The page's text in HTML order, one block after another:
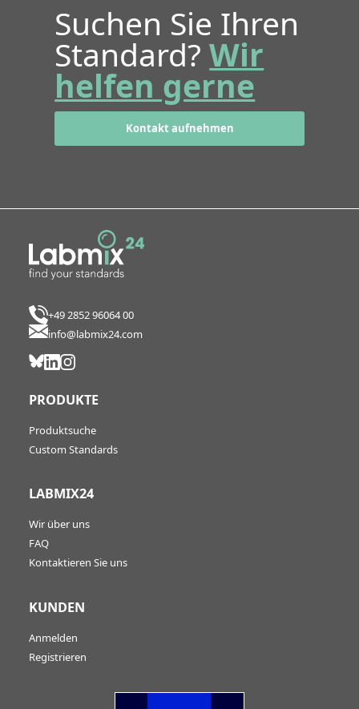
Suchen Sie Ihren
Standard?Wir
helfen gerne
Kontakt aufnehmen
+49 2852 96064 00
info@labmix24.com
PRODUKTE
Produktsuche
Custom Standards
LABMIX24
Wir über uns
FAQ
Kontaktieren Sie uns
KUNDEN
Anmelden
Registrieren